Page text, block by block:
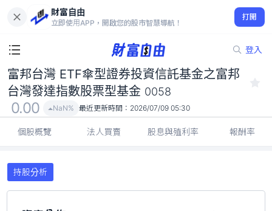
財富自由
立即使用APP，開啟您的股市智慧導航！
打開
登入
富邦台灣 ETF傘型證券投資信託基金之富邦台灣發達指數股票型基
金 0058
0.00
NaN%
富邦台灣 ETF傘型證券投資信託基金之富邦
台灣發達指數股票型基金 0058
0.00 NaN% 最近更新時間： 2026/07/09 05:30
個股概覽 法人買賣 股息與殖利率 報酬率
持股分析